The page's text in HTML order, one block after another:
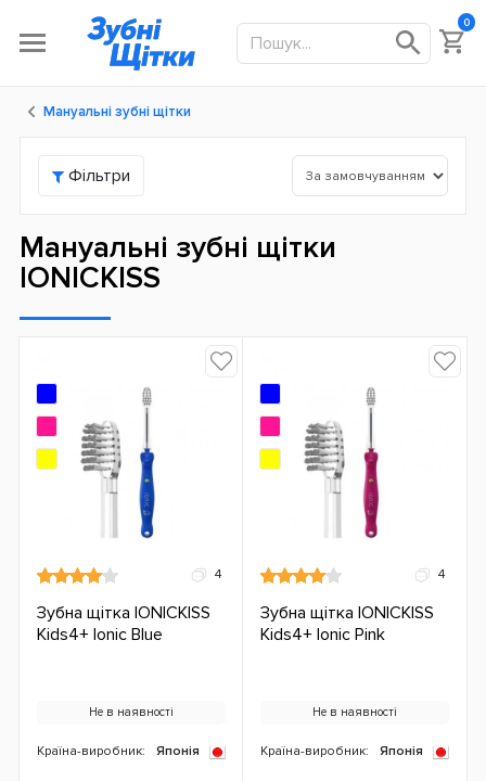
0
Мануальні зубні щітки
Фільтри
Мануальні зубні щітки
IONICKISS
4
Зубна щітка IONICKISS
Kids4+ Ionic Blue
Не в наявності
Країна-виробник: Японія
4
Зубна щітка IONICKISS
Kids4+ Ionic Pink
Не в наявності
Країна-виробник: Японія